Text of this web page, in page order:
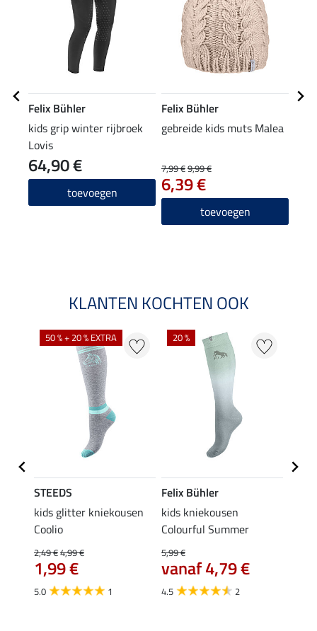
Felix Bühler
kids grip winter rijbroek
Lovis
64,90 €
toevoegen
Felix Bühler
gebreide kids muts Malea
7,99 €9,99 €
6,39 €
toevoegen
KLANTEN KOCHTEN OOK
50 % + 20 % EXTRA
STEEDS
kids glitter kniekousen
Coolio
2,49 €4,99 €
1,99 €
5.0 1
20 %
Felix Bühler
kids kniekousen
Colourful Summer
5,99 €
vanaf 4,79 €
4.5 2